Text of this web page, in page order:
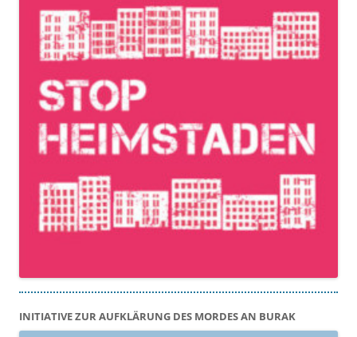
INITIATIVE ZUR AUFKLÄRUNG DES MORDES AN BURAK